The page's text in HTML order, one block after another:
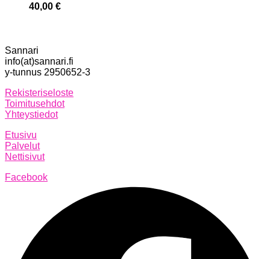
40,00 €
Sannari
info(at)sannari.fi
y-tunnus 2950652-3
Rekisteriseloste
Toimitusehdot
Yhteystiedot
Etusivu
Palvelut
Nettisivut
Facebook